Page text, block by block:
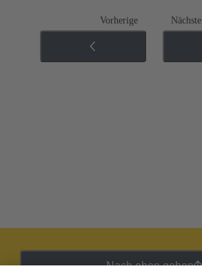
Vorherige Nächste
Nach oben gehen